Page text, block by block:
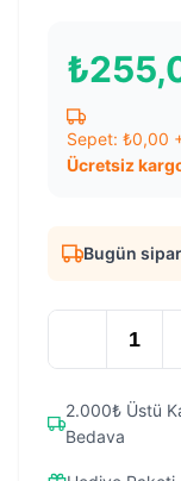
₺
Sepet: ₺0,00
Ücretsiz
Bugün
2.000₺ Üstü
Bedava